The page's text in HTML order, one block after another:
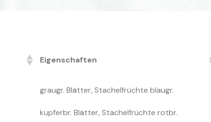
Eigenschaften
graugr. Blätter, Stachelfrüchte blaugr.
kupferbr. Blätter, Stachelfrüchte rotbr.